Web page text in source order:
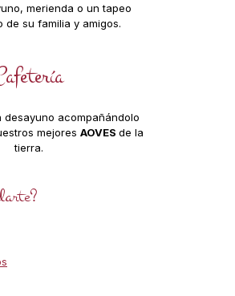
merienda o un tapeo
de su familia y amigos.
desayuno acompañándolo
mejores AOVES de la
tierra.